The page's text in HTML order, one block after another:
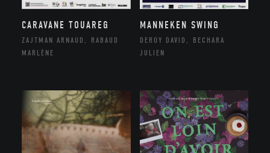
CARAVANE TOUAREG
ZAJTMAN ARNAUD, RABAUD
MARLÈNE
MANNEKEN SWING
DEROY DAVID, BECHARA
JULIEN